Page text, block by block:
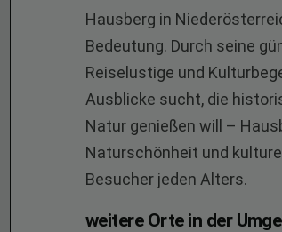
Hausberg in
Bedeutung. Durch seine
Reiselustige und
Ausblicke sucht, die
Natur genießen will –
Naturschönheit und
Besucher jeden Alters.
weitere Orte in der